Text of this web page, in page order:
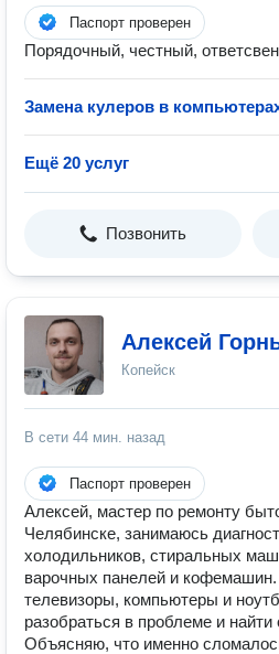
Паспорт проверен
Порядочный, честный,
Замена кулеров в
Ещё 20 услуг
Позвонить
Алексей
Копейск
В сети 44 мин. назад
Паспорт проверен
Алексей, мастер по ремонту
Челябинске, занимаюсь
холодильников, стиральных
варочных панелей и
телевизоры, компьютеры и
разобраться в проблеме и
Объясняю, что именно